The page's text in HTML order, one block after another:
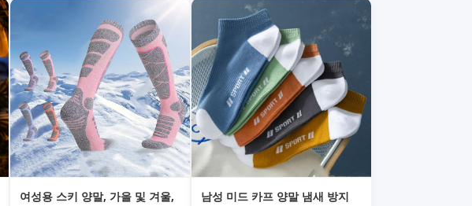
여성용 스키 양말, 가을 및 겨울,
남성 미드 카프 양말 냄새 방지